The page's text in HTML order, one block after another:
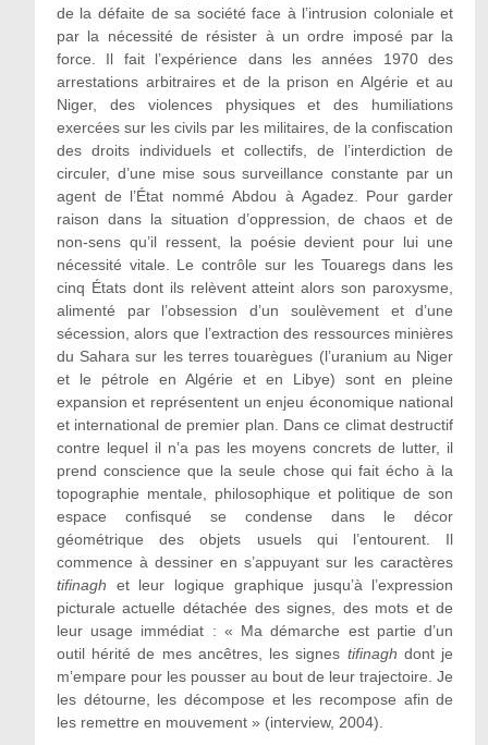
de la défaite de sa société face à l’intrusion coloniale et
par la nécessité de résister à un ordre imposé par la
force. Il fait l’expérience dans les années 1970 des
arrestations arbitraires et de la prison en Algérie et au
Niger, des violences physiques et des humiliations
exercées sur les civils par les militaires, de la confiscation
des droits individuels et collectifs, de l’interdiction de
circuler, d’une mise sous surveillance constante par un
agent de l’État nommé Abdou à Agadez. Pour garder
raison dans la situation d’oppression, de chaos et de
non-sens qu’il ressent, la poésie devient pour lui une
nécessité vitale. Le contrôle sur les Touaregs dans les
cinq États dont ils relèvent atteint alors son paroxysme,
alimenté par l’obsession d’un soulèvement et d’une
sécession, alors que l’extraction des ressources minières
du Sahara sur les terres touarègues (l’uranium au Niger
et le pétrole en Algérie et en Libye) sont en pleine
expansion et représentent un enjeu économique national
et international de premier plan. Dans ce climat destructif
contre lequel il n’a pas les moyens concrets de lutter, il
prend conscience que la seule chose qui fait écho à la
topographie mentale, philosophique et politique de son
espace confisqué se condense dans le décor
géométrique des objets usuels qui l’entourent. Il
commence à dessiner en s’appuyant sur les caractères
tifinagh et leur logique graphique jusqu’à l’expression
picturale actuelle détachée des signes, des mots et de
leur usage immédiat : « Ma démarche est partie d’un
outil hérité de mes ancêtres, les signes tifinagh dont je
m’empare pour les pousser au bout de leur trajectoire. Je
les détourne, les décompose et les recompose afin de
les remettre en mouvement » (interview, 2004).